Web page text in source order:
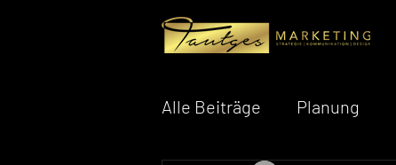
Alle Beiträge Planung